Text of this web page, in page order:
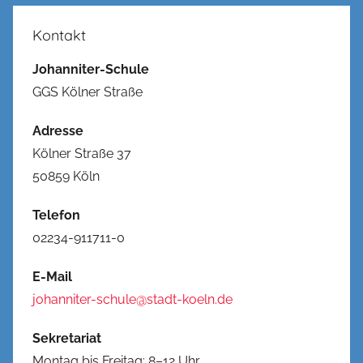
Kontakt
Johanniter-Schule
GGS Kölner Straße
Adresse
Kölner Straße 37
50859 Köln
Telefon
02234-911711-0
E-Mail
johanniter-schule@stadt-koeln.de
Sekretariat